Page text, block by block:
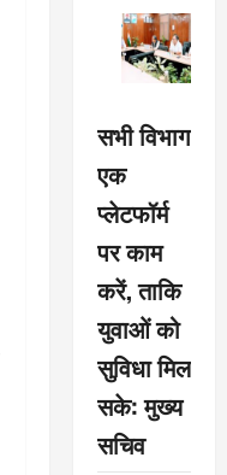
सभी विभाग
एक
प्लेटफॉर्म
पर काम
करें, ताकि
युवाओं को
सुविधा मिल
सके: मुख्य
सचिव